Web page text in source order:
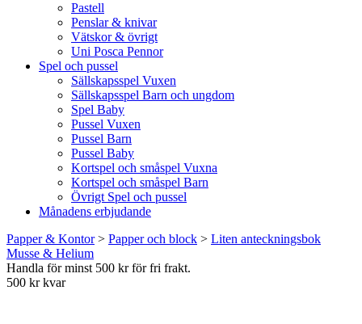
Pastell
Penslar & knivar
Vätskor & övrigt
Uni Posca Pennor
Spel och pussel
Sällskapsspel Vuxen
Sällskapsspel Barn och ungdom
Spel Baby
Pussel Vuxen
Pussel Barn
Pussel Baby
Kortspel och småspel Vuxna
Kortspel och småspel Barn
Övrigt Spel och pussel
Månadens erbjudande
Papper & Kontor> Papper och block > Liten anteckningsbok
Musse & Helium
Handla för minst 500 kr för fri frakt.
500 kr kvar